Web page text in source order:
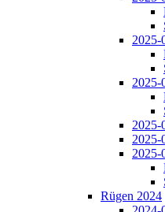
2025-
2025-
2025-
2025-
2025-
Rügen 2024